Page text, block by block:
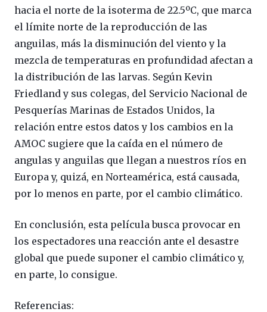
hacia el norte de la isoterma de 22.5ºC, que marca
el límite norte de la reproducción de las
anguilas, más la disminución del viento y la
mezcla de temperaturas en profundidad afectan a
la distribución de las larvas. Según Kevin
Friedland y sus colegas, del Servicio Nacional de
Pesquerías Marinas de Estados Unidos, la
relación entre estos datos y los cambios en la
AMOC sugiere que la caída en el número de
angulas y anguilas que llegan a nuestros ríos en
Europa y, quizá, en Norteamérica, está causada,
por lo menos en parte, por el cambio climático.
En conclusión, esta película busca provocar en
los espectadores una reacción ante el desastre
global que puede suponer el cambio climático y,
en parte, lo consigue.
Referencias: